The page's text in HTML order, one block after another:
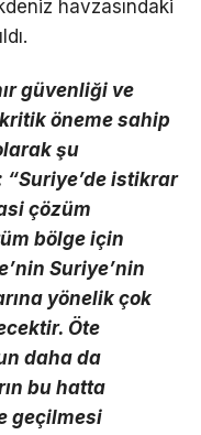
havzasındaki
güvenliği ve
öneme sahip
şu
istikrar
çözüm
bölge için
Suriye’nin
yönelik çok
Öte
daha da
bu hatta
geçilmesi